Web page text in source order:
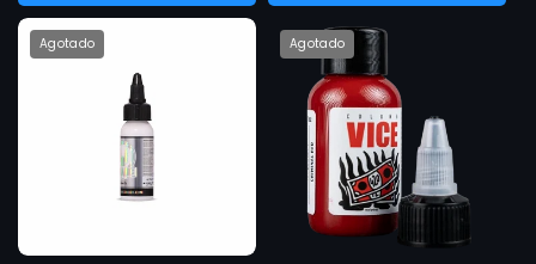
Variante
agotada
o
no
disponible
1 ozVariante
agotada
o
no
disponible
Agotado Agotado